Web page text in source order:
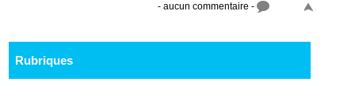
- aucun commentaire -
Rubriques